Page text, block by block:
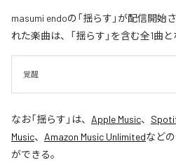
masumi endoの「揺らす」が配信開
れた楽曲は、「揺らす」を含む全1曲と
覚醒
なお「揺らす 」は、 Apple Music、
Music、 Amazon Music Unlimitedなど
ができる。